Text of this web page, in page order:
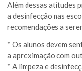
Além dessas atitudes
a desinfecção nas
recomendações a
* Os alunos devem
a aproximação com
* A limpeza e